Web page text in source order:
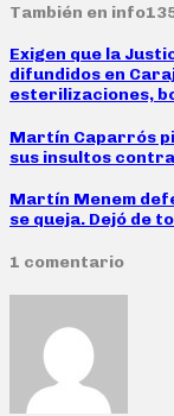
También en
Exigen que la
difundidos en
esterilizaciones,
Martín Caparrós
sus insultos
Martín Menem
se queja. Dejó de
1 comentario